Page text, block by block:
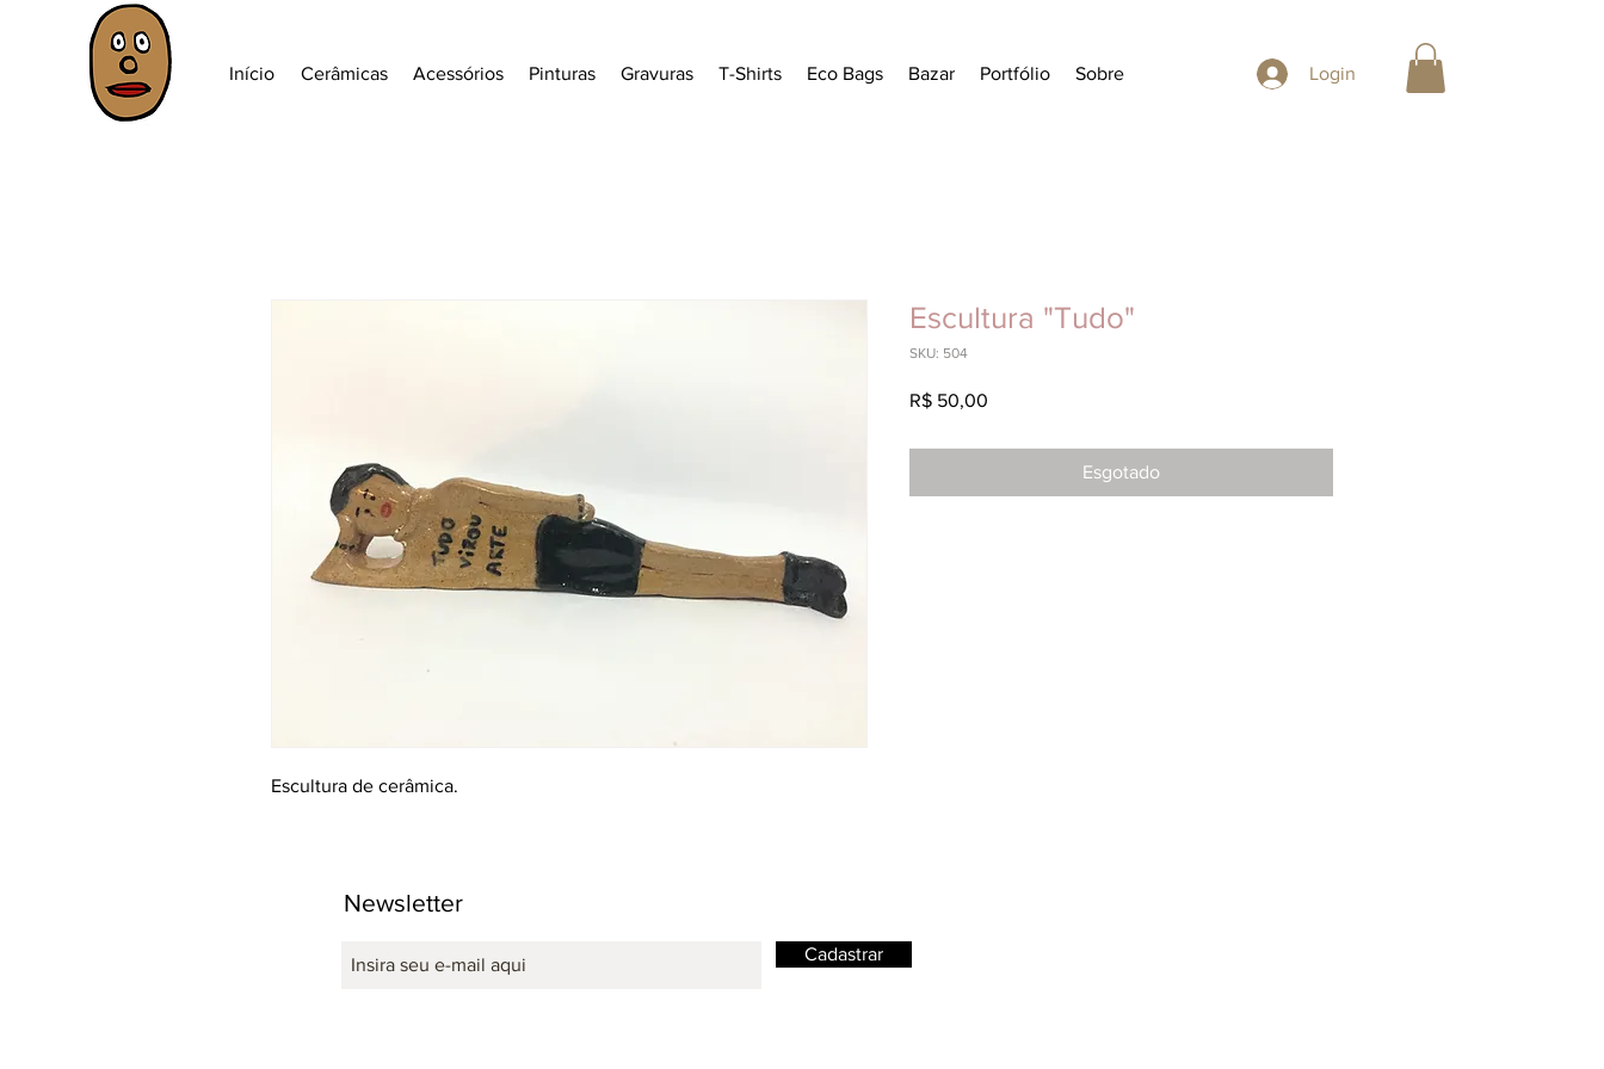
Início Cerâmicas Acessórios Pinturas Gravuras T-Shirts Eco Bags Bazar Portfólio Sobre Login
Escultura de cerâmica.
Escultura "Tudo"
SKU: 504
R$ 50,00
Esgotado
Newsletter
Cadastrar